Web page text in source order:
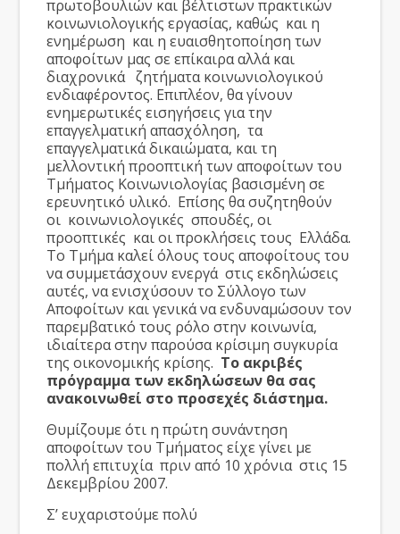
πρωτοβουλιών και βέλτιστων πρακτικών
κοινωνιολογικής εργασίας, καθώς και η
ενημέρωση και η ευαισθητοποίηση των
αποφοίτων μας σε επίκαιρα αλλά και
διαχρονικά ζητήματα κοινωνιολογικού
ενδιαφέροντος. Επιπλέον, θα γίνουν
ενημερωτικές εισηγήσεις για την
επαγγελματική απασχόληση, τα
επαγγελματικά δικαιώματα, και τη
μελλοντική προοπτική των αποφοίτων του
Τμήματος Κοινωνιολογίας βασισμένη σε
ερευνητικό υλικό. Επίσης θα συζητηθούν
οι κοινωνιολογικές σπουδές, οι
προοπτικές και οι προκλήσεις τους Ελλάδα.
Το Τμήμα καλεί όλους τους αποφοίτους του
να συμμετάσχουν ενεργά στις εκδηλώσεις
αυτές, να ενισχύσουν το Σύλλογο των
Αποφοίτων και γενικά να ενδυναμώσουν τον
παρεμβατικό τους ρόλο στην κοινωνία,
ιδιαίτερα στην παρούσα κρίσιμη συγκυρία
της οικονομικής κρίσης. Το ακριβές
πρόγραμμα των εκδηλώσεων θα σας
ανακοινωθεί στο προσεχές διάστημα.
Θυμίζουμε ότι η πρώτη συνάντηση
αποφοίτων του Τμήματος είχε γίνει με
πολλή επιτυχία πριν από 10 χρόνια στις 15
Δεκεμβρίου 2007.
Σ’ ευχαριστούμε πολύ